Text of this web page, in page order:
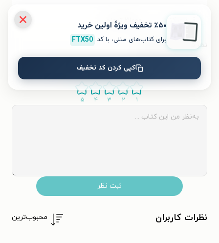
قیمت کتاب ۳۱۰۰۰ تومان
نظر شما دربارهٔ این کتاب
به این کتاب چه امتیازی می‌دهید؟
۱ ۲ ۳ ۴ ۵
ثبت نظر
نظرات کاربران محبوب‌ترین
٪۵۰ تخفیف ویژۀ اولین خرید
برای کتاب‌های متنی، با کد FTX50
کپی کردن کد تخفیف